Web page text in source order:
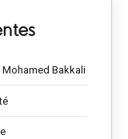
Bakkali